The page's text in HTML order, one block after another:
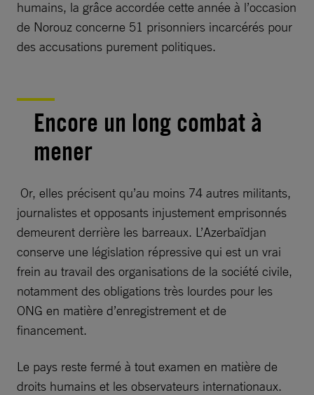
humains, la grâce accordée cette année à l’occasion
de Norouz concerne 51 prisonniers incarcérés pour
des accusations purement politiques.
Encore un long combat à
mener
Or, elles précisent qu’au moins 74 autres militants,
journalistes et opposants injustement emprisonnés
demeurent derrière les barreaux. L’Azerbaïdjan
conserve une législation répressive qui est un vrai
frein au travail des organisations de la société civile,
notamment des obligations très lourdes pour les
ONG en matière d’enregistrement et de
financement.
Le pays reste fermé à tout examen en matière de
droits humains et les observateurs internationaux.